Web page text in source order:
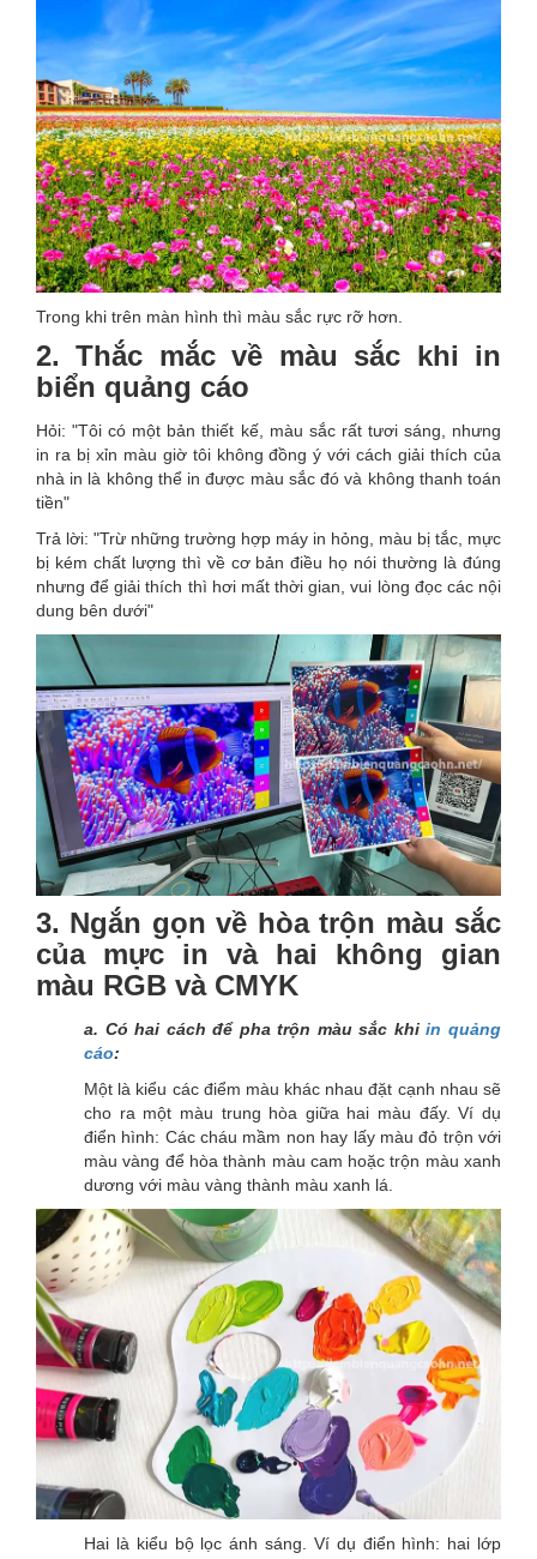
Trong khi trên màn hình thì màu sắc rực rỡ hơn.
2. Thắc mắc về màu sắc khi in
biển quảng cáo
Hỏi: "Tôi có một bản thiết kế, màu sắc rất tươi sáng, nhưng
in ra bị xỉn màu giờ tôi không đồng ý với cách giải thích của
nhà in là không thể in được màu sắc đó và không thanh toán
tiền"
Trả lời: "Trừ những trường hợp máy in hỏng, màu bị tắc, mực
bị kém chất lượng thì về cơ bản điều họ nói thường là đúng
nhưng để giải thích thì hơi mất thời gian, vui lòng đọc các nội
dung bên dưới"
3. Ngắn gọn về hòa trộn màu sắc
của mực in và hai không gian
màu RGB và CMYK
a. Có hai cách để pha trộn màu sắc khiin quảng
cáo:
Một là kiểu các điểm màu khác nhau đặt cạnh nhau sẽ
cho ra một màu trung hòa giữa hai màu đấy. Ví dụ
điển hình: Các cháu mầm non hay lấy màu đỏ trộn với
màu vàng để hòa thành màu cam hoặc trộn màu xanh
dương với màu vàng thành màu xanh lá.
Hai là kiểu bộ lọc ánh sáng. Ví dụ điển hình: hai lớp